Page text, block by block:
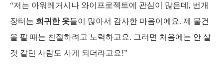
“저는 아워레거시나 와이프로젝트에 관심이 많은데, 번개
장터는 희귀한 옷들이 많아서 감사한 마음이에요. 제 물건
을 팔 때는 친절하려고 노력하고요. 그러면 처음에는 안 살
것 같던 사람도 사게 되더라고요!”